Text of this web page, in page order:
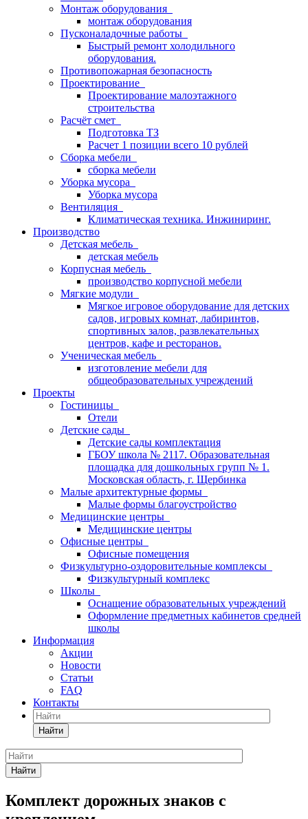
Монтаж оборудования
монтаж оборудования
Пусконаладочные работы
Быстрый ремонт холодильного
оборудования.
Противопожарная безопасность
Проектирование
Проектирование малоэтажного
строительства
Расчёт смет
Подготовка ТЗ
Расчет 1 позиции всего 10 рублей
Сборка мебели
сборка мебели
Уборка мусора
Уборка мусора
Вентиляция
Климатическая техника. Инжиниринг.
Производство
Детская мебель
детская мебель
Корпусная мебель
производство корпусной мебели
Мягкие модули
Мягкое игровое оборудование для детских
садов, игровых комнат, лабиринтов,
спортивных залов, развлекательных
центров, кафе и ресторанов.
Ученическая мебель
изготовление мебели для
общеобразовательных учреждений
Проекты
Гостиницы
Отели
Детские сады
Детские сады комплектация
ГБОУ школа № 2117. Образовательная
площадка для дошкольных групп № 1.
Московская область, г. Щербинка
Малые архитектурные формы
Малые формы благоустройство
Медицинские центры
Медицинские центры
Офисные центры
Офисные помещения
Физкультурно-оздоровительные комплексы
Физкультурный комплекс
Школы
Оснащение образовательных учреждений
Оформление предметных кабинетов средней
школы
Информация
Акции
Новости
Статьи
FAQ
Контакты
Найти
Найти
Комплект дорожных знаков с